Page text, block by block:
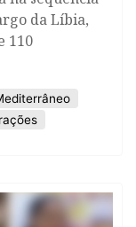
da Líbia,
110